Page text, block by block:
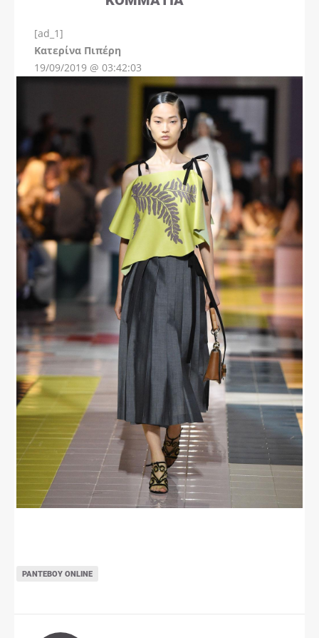
[ad_1]
Kατερίνα Πιπέρη
19/09/2019 @ 03:42:03
ΡΑΝΤΕΒΟΎ ONLINE